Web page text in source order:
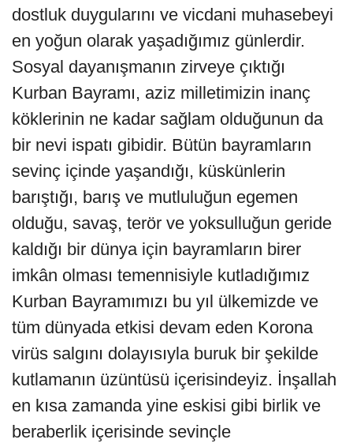
dostluk duygularını ve vicdani muhasebeyi
en yoğun olarak yaşadığımız günlerdir.
Sosyal dayanışmanın zirveye çıktığı
Kurban Bayramı, aziz milletimizin inanç
köklerinin ne kadar sağlam olduğunun da
bir nevi ispatı gibidir. Bütün bayramların
sevinç içinde yaşandığı, küskünlerin
barıştığı, barış ve mutluluğun egemen
olduğu, savaş, terör ve yoksulluğun geride
kaldığı bir dünya için bayramların birer
imkân olması temennisiyle kutladığımız
Kurban Bayramımızı bu yıl ülkemizde ve
tüm dünyada etkisi devam eden Korona
virüs salgını dolayısıyla buruk bir şekilde
kutlamanın üzüntüsü içerisindeyiz. İnşallah
en kısa zamanda yine eskisi gibi birlik ve
beraberlik içerisinde sevinçle